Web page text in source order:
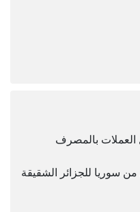
العملات بالمصرف
سوريا للجزائر الشقيقة